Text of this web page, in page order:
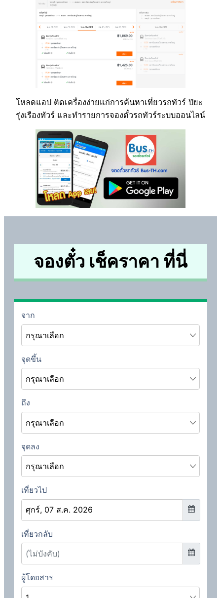
โหลดแอป ติดเครื่องง่ายแก่การค้นหาเที่ยวรถทัวร์ ปิยะ
รุ่งเรืองทัวร์ และทำรายการจองตั๋วรถทัวร์ระบบออนไลน์
จองตั๋ว เช็คราคา ที่นี่